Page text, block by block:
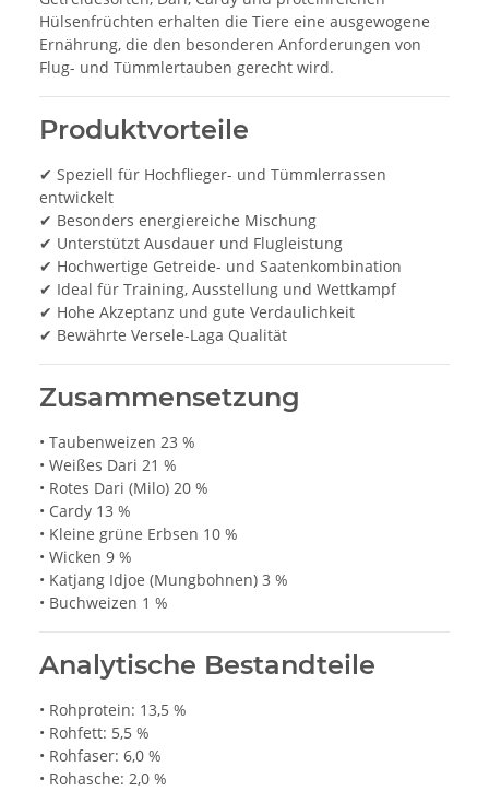
Hülsenfrüchten erhalten die Tiere eine ausgewogene
Ernährung, die den besonderen Anforderungen von
Flug- und Tümmlertauben gerecht wird.
Produktvorteile
✔ Speziell für Hochflieger- und Tümmlerrassen
entwickelt
✔ Besonders energiereiche Mischung
✔ Unterstützt Ausdauer und Flugleistung
✔ Hochwertige Getreide- und Saatenkombination
✔ Ideal für Training, Ausstellung und Wettkampf
✔ Hohe Akzeptanz und gute Verdaulichkeit
✔ Bewährte Versele-Laga Qualität
Zusammensetzung
• Taubenweizen 23 %
• Weißes Dari 21 %
• Rotes Dari (Milo) 20 %
• Cardy 13 %
• Kleine grüne Erbsen 10 %
• Wicken 9 %
• Katjang Idjoe (Mungbohnen) 3 %
• Buchweizen 1 %
Analytische Bestandteile
• Rohprotein: 13,5 %
• Rohfett: 5,5 %
• Rohfaser: 6,0 %
• Rohasche: 2,0 %